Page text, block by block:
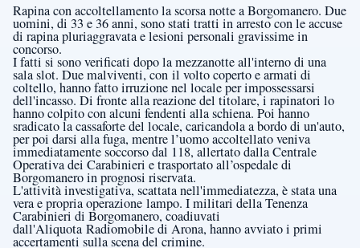
Rapina con accoltellamento la scorsa notte a Borgomanero. Due
uomini, di 33 e 36 anni, sono stati tratti in arresto con le accuse
di rapina pluriaggravata e lesioni personali gravissime in
concorso.
I fatti si sono verificati dopo la mezzanotte all'interno di una
sala slot. Due malviventi, con il volto coperto e armati di
coltello, hanno fatto irruzione nel locale per impossessarsi
dell'incasso. Di fronte alla reazione del titolare, i rapinatori lo
hanno colpito con alcuni fendenti alla schiena. Poi hanno
sradicato la cassaforte del locale, caricandola a bordo di un'auto,
per poi darsi alla fuga, mentre l’uomo accoltellato veniva
immediatamente soccorso dal 118, allertato dalla Centrale
Operativa dei Carabinieri e trasportato all’ospedale di
Borgomanero in prognosi riservata.
L'attività investigativa, scattata nell'immediatezza, è stata una
vera e propria operazione lampo. I militari della Tenenza
Carabinieri di Borgomanero, coadiuvati
dall'Aliquota Radiomobile di Arona, hanno avviato i primi
accertamenti sulla scena del crimine.